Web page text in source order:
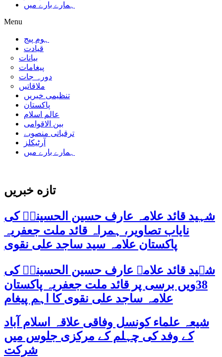
ہمارے بارے میں
Menu
ہوم پیج
قیادت
بیانات
پیغامات
دورہ جات
ملاقاتیں
تنظیمی خبریں
پاکستان
عالم اسلام
بین الاقوامی
ترقیاتی منصوبے
آرٹیکلز
ہمارے بارے میں
تازه خبریں
شہید قائد علامہ عارف حسین الحسینیؒ کی
نایاب تصاویر، ہمراہ قائد ملت جعفریہ
پاکستان علامہ سید ساجد علی نقوی
شہید قائد علامہ عارف حسین الحسینیؒ کی
38ویں برسی پر قائد ملت جعفریہ پاکستان
علامہ ساجد علی نقوی کا اہم پیغام
شیعہ علماء کونسل وفاقی علاقہ اسلام آباد
کے وفد کی چہلم کے مرکزی جلوس میں
شرکت